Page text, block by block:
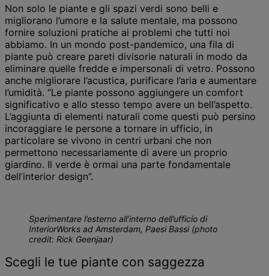
Non solo le piante e gli spazi verdi sono belli e
migliorano l’umore e la salute mentale, ma possono
fornire soluzioni pratiche ai problemi che tutti noi
abbiamo. In un mondo post-pandemico, una fila di
piante può creare pareti divisorie naturali in modo da
eliminare quelle fredde e impersonali di vetro. Possono
anche migliorare l’acustica, purificare l’aria e aumentare
l’umidità. “Le piante possono aggiungere un comfort
significativo e allo stesso tempo avere un bell’aspetto.
L’aggiunta di elementi naturali come questi può persino
incoraggiare le persone a tornare in ufficio, in
particolare se vivono in centri urbani che non
permettono necessariamente di avere un proprio
giardino. Il verde è ormai una parte fondamentale
dell’interior design”.
Sperimentare l’esterno all’interno dell’ufficio di
InteriorWorks ad Amsterdam, Paesi Bassi (photo
credit: Rick Geenjaar)
Scegli le tue piante con saggezza